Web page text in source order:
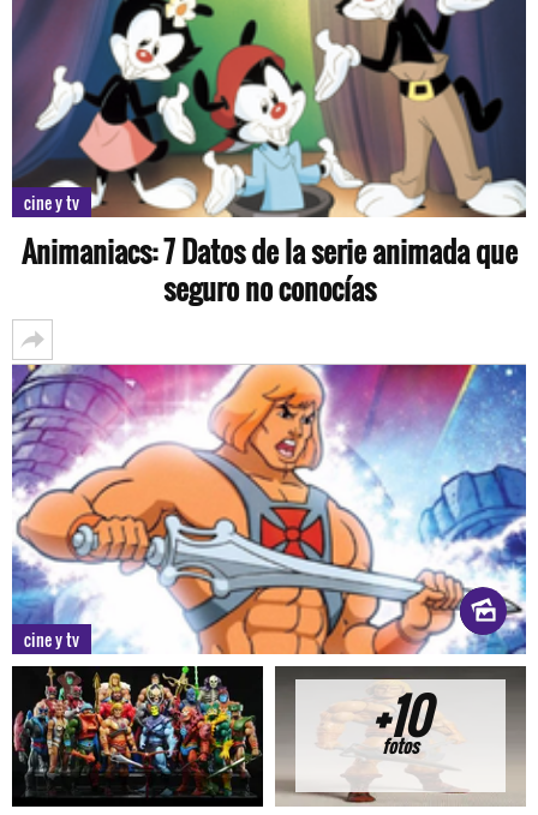
cine y tv
Animaniacs: 7 Datos de la serie animada que
seguro no conocías
cine y tv
+10
fotos